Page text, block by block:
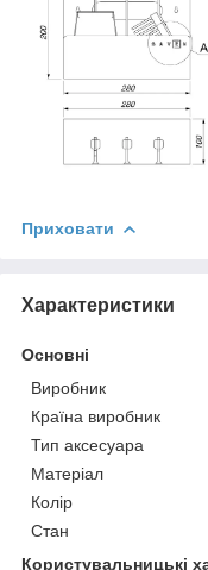
Приховати
Характеристики
Основні
Виробник
Країна виробник
Тип аксесуара
Матеріал
Колір
Стан
Користувальницькі